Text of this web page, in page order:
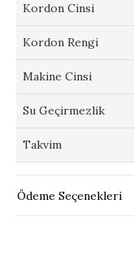
Kordon Cinsi
Kordon Rengi
Makine Cinsi
Su Geçirmezlik
Takvim
Ödeme Seçenekleri